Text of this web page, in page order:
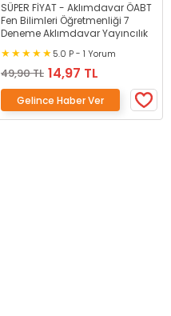
SÜPER FİYAT - Aklımdavar ÖABT
Fen Bilimleri Öğretmenliği 7
Deneme Aklımdavar Yayıncılık
5.0 P - 1 Yorum
49,90 TL 14,97 TL
Gelince Haber Ver